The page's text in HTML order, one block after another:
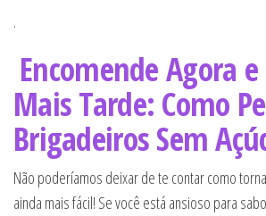
.
Encomende Agora
Mais Tarde: Como
Brigadeiros Sem
Não poderíamos deixar de te contar como
ainda mais fácil! Se você está ansioso para